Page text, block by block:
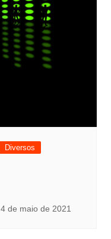
Diversos
4 de maio de 2021